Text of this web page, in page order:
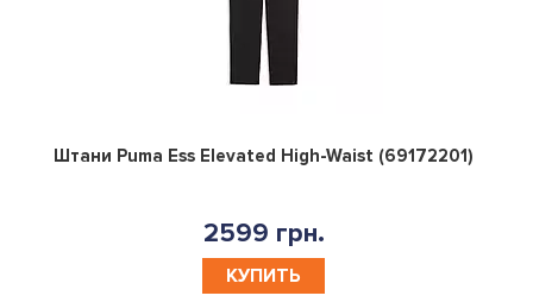
0
Штани Puma Ess Elevated High-Waist (69172201)
2599 грн.
КУПИТЬ